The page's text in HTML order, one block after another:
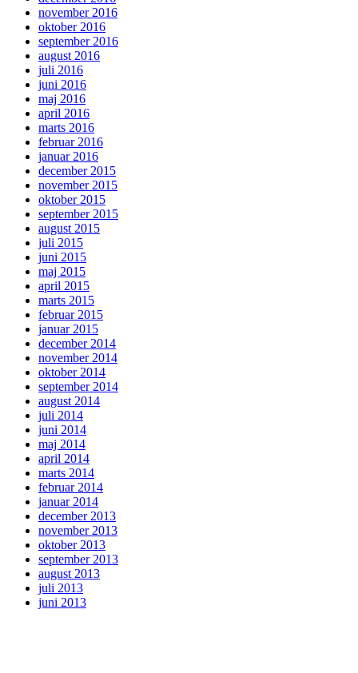
november 2016
oktober 2016
september 2016
august 2016
juli 2016
juni 2016
maj 2016
april 2016
marts 2016
februar 2016
januar 2016
december 2015
november 2015
oktober 2015
september 2015
august 2015
juli 2015
juni 2015
maj 2015
april 2015
marts 2015
februar 2015
januar 2015
december 2014
november 2014
oktober 2014
september 2014
august 2014
juli 2014
juni 2014
maj 2014
april 2014
marts 2014
februar 2014
januar 2014
december 2013
november 2013
oktober 2013
september 2013
august 2013
juli 2013
juni 2013